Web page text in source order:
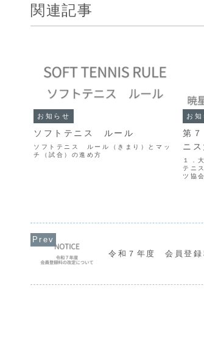
関連記事
お知らせ
ソフトテニス ルール
ソフトテニス ルール（きまり）とマッ
チ（試合）の進め方
お知
第
ニ
１．
テニ
ツ協
令和７年度 会員登録